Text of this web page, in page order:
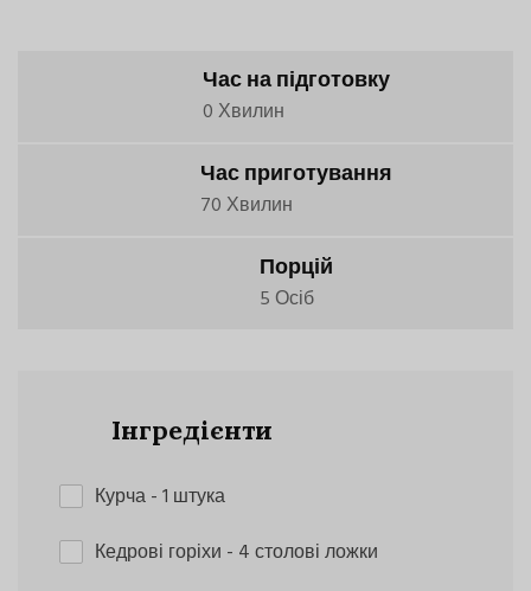
Час на підготовку
0 Хвилин
Час приготування
70 Хвилин
Порцій
5 Осіб
Інгредієнти
Курча- 1 штука
Кедрові горіхи - 4 столові ложки